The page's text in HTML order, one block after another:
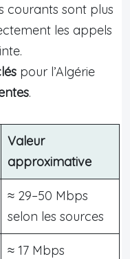
courants sont plus
les appels
pour l’Algérie
.
Valeur
approximative
≈ 29–50 Mbps
selon les sources
≈ 17 Mbps